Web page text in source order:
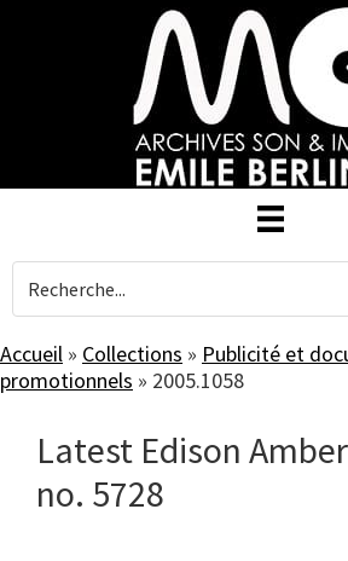
Accueil » Collections » Publicité et
promotionnels » 2005.1058
Latest Edison
no. 5728